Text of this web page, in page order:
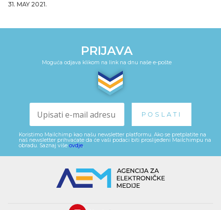
31. MAY 2021.
PRIJAVA
Moguća odjava klikom na link na dnu naše e-pošte
Koristimo Mailchimp kao našu newsletter platformu. Ako se pretplatite na
naš newsletter prihvaćate da će vaši podaci biti proslijeđeni Mailchimpu na
obradu. Saznaj više ovdje.